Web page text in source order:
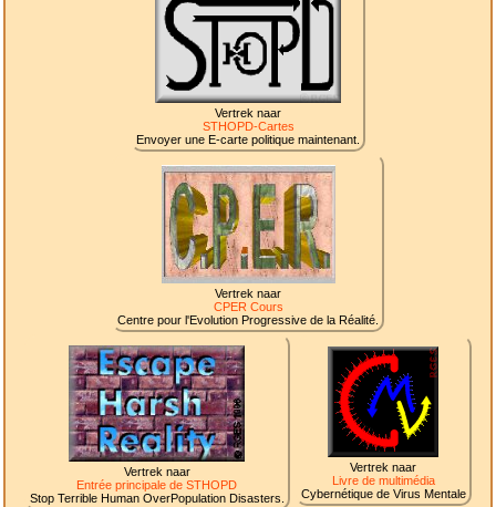
Vertrek naar
STHOPD-Cartes
Envoyer une E-carte politique maintenant.
Vertrek naar
CPER Cours
Centre pour l'Evolution Progressive de la Réalité.
Vertrek naar
Entrée principale de STHOPD
Stop Terrible Human OverPopulation Disasters.
Vertrek naar
Livre de multimédia
Cybernétique de Virus Mentale